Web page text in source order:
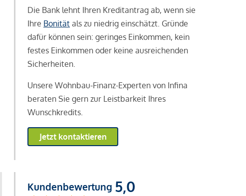
Die Bank lehnt Ihren Kreditantrag ab, wenn sie
Ihre Bonitätals zu niedrig einschätzt. Gründe
dafür können sein: geringes Einkommen, kein
festes Einkommen oder keine ausreichenden
Sicherheiten.
Unsere Wohnbau-Finanz-Experten von Infina
beraten Sie gern zur Leistbarkeit Ihres
Wunschkredits.
Jetzt kontaktieren
Kundenbewertung 5,0